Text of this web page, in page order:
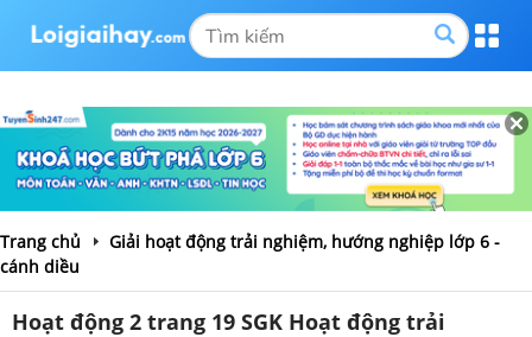
Trang chủ
Giải hoạt động trải nghiệm, hướng nghiệp lớp 6 -
cánh diều
Hoạt động 2 trang 19 SGK Hoạt động trải